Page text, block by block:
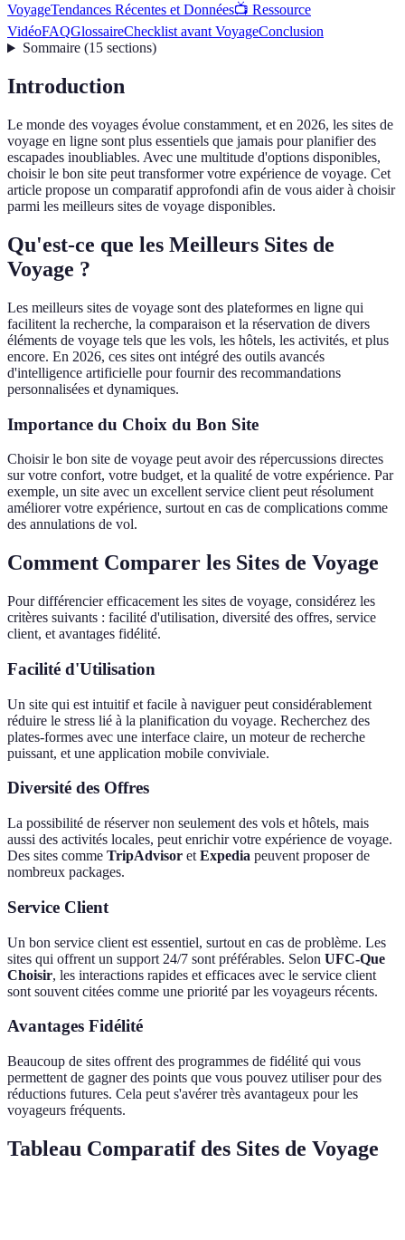
VoyageTendances Récentes et Données📺 Ressource
VidéoFAQGlossaireChecklist avant VoyageConclusion
Sommaire(15 sections)
Introduction
Le monde des voyages évolue constamment, et en 2026, les sites de
voyage en ligne sont plus essentiels que jamais pour planifier des
escapades inoubliables. Avec une multitude d'options disponibles,
choisir le bon site peut transformer votre expérience de voyage. Cet
article propose un comparatif approfondi afin de vous aider à choisir
parmi les meilleurs sites de voyage disponibles.
Qu'est-ce que les Meilleurs Sites de
Voyage ?
Les meilleurs sites de voyage sont des plateformes en ligne qui
facilitent la recherche, la comparaison et la réservation de divers
éléments de voyage tels que les vols, les hôtels, les activités, et plus
encore. En 2026, ces sites ont intégré des outils avancés
d'intelligence artificielle pour fournir des recommandations
personnalisées et dynamiques.
Importance du Choix du Bon Site
Choisir le bon site de voyage peut avoir des répercussions directes
sur votre confort, votre budget, et la qualité de votre expérience. Par
exemple, un site avec un excellent service client peut résolument
améliorer votre expérience, surtout en cas de complications comme
des annulations de vol.
Comment Comparer les Sites de Voyage
Pour différencier efficacement les sites de voyage, considérez les
critères suivants : facilité d'utilisation, diversité des offres, service
client, et avantages fidélité.
Facilité d'Utilisation
Un site qui est intuitif et facile à naviguer peut considérablement
réduire le stress lié à la planification du voyage. Recherchez des
plates-formes avec une interface claire, un moteur de recherche
puissant, et une application mobile conviviale.
Diversité des Offres
La possibilité de réserver non seulement des vols et hôtels, mais
aussi des activités locales, peut enrichir votre expérience de voyage.
Des sites comme TripAdvisor et Expedia peuvent proposer de
nombreux packages.
Service Client
Un bon service client est essentiel, surtout en cas de problème. Les
sites qui offrent un support 24/7 sont préférables. Selon UFC-Que
Choisir, les interactions rapides et efficaces avec le service client
sont souvent citées comme une priorité par les voyageurs récents.
Avantages Fidélité
Beaucoup de sites offrent des programmes de fidélité qui vous
permettent de gagner des points que vous pouvez utiliser pour des
réductions futures. Cela peut s'avérer très avantageux pour les
voyageurs fréquents.
Tableau Comparatif des Sites de Voyage